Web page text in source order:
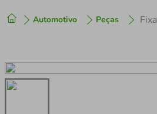
Automotivo Peças
2º cafeteira